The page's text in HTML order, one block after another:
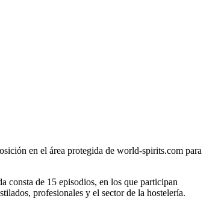
en el área protegida de world-spirits.com para
consta de 15 episodios, en los que participan
profesionales y el sector de la hostelería.